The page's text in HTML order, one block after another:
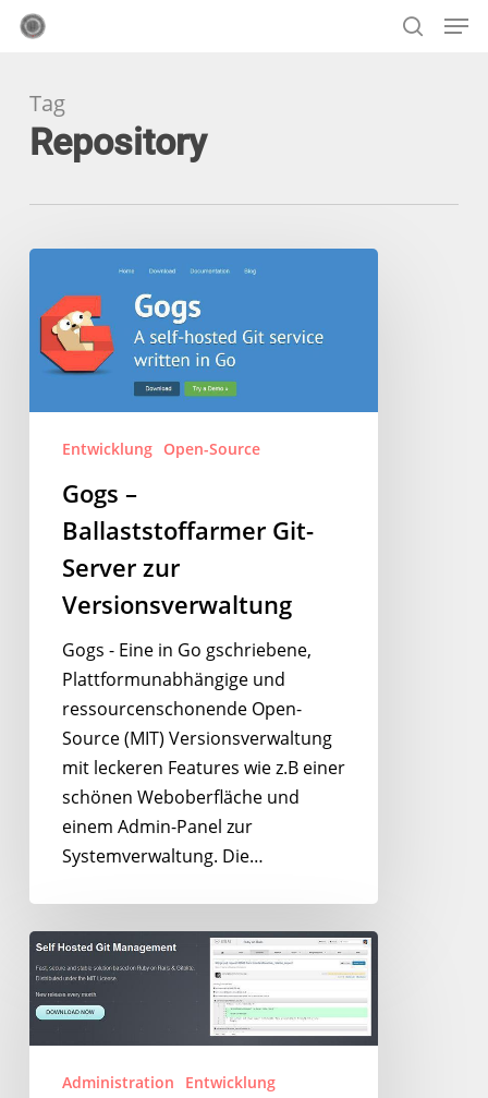
Skip
content
Tag
Repository
Ballaststoffarmer
Git-
Server
zur
Versionsverwaltung
Entwicklung Open-Source
Gogs –
Ballaststoffarmer Git-
Server zur
Versionsverwaltung
Gogs - Eine in Go gschriebene,
Plattformunabhängige und
ressourcenschonende Open-
Source (MIT) Versionsverwaltung
mit leckeren Features wie z.B einer
schönen Weboberfläche und
einem Admin-Panel zur
Systemverwaltung. Die…
Gitlab
–
Feine
Administration
Entwicklung
Menu